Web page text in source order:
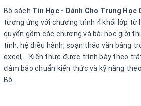
Hướng dẫn thanh toán
Chính sách vận chuyển, Bảo hành, Bảo
Trở về trang chủ
Bộ sách Tin Học - Dành Cho Trung Học
tương ứng với chương trình 4 khối lớp từ
quyển gồm các chương và bài học giới
tính, hệ điều hành, soạn thảo văn bảng
excel,… Kiến thưc được trình bày theo
đảm bảo chuẩn kiến thức và kỹ năng
Bộ.